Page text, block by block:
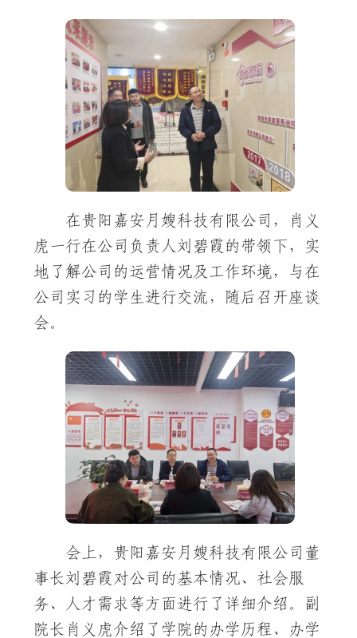
在贵阳嘉安月嫂科技有限公司，肖义
虎一行在公司负责人刘碧霞的带领下，实
地了解公司的运营情况及工作环境，与在
公司实习的学生进行交流，随后召开座谈
会。
会上，贵阳嘉安月嫂科技有限公司董
事长刘碧霞对公司的基本情况、社会服
务、人才需求等方面进行了详细介绍。副
院长肖义虎介绍了学院的办学历程、办学